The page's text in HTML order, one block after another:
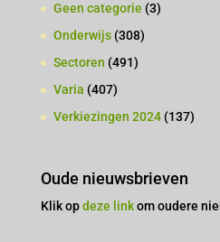
Geen categorie (3)
Onderwijs(308)
Sectoren (491)
Varia (407)
Verkiezingen 2024(137)
Oude nieuwsbrieven
Klik opdeze linkom oudere